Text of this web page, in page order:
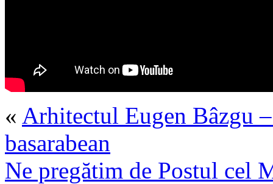
« Arhitectul Eugen Bâzgu
basarabean
Ne pregătim de Postul cel